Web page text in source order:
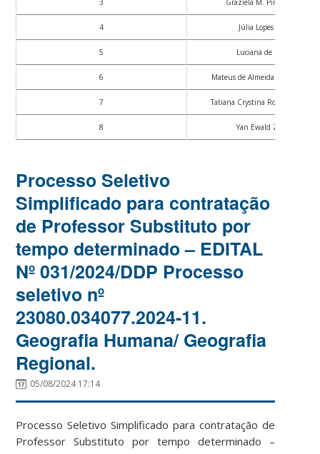
4 Júlia Lopes Lorenz
5 Luciana de Oliveira
6 Mateus de Almeida Prado
7 Tatiana Crystina Rocha de
8 Yan Ewald Zechner
Processo Seletivo
Simplificado para contratação
de Professor Substituto por
tempo determinado – EDITAL
Nº 031/2024/DDP Processo
seletivo nº
23080.034077.2024-11.
Geografia Humana/ Geografia
Regional.
05/08/2024 17:14
Processo Seletivo Simplificado para contratação de
Professor Substituto por tempo determinado –